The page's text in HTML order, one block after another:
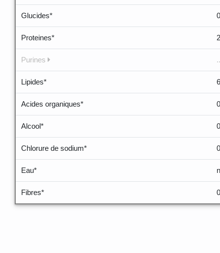
Glucides*
Proteines*
Purines
Lipides*
Acides organiques*
Alcool*
Chlorure de sodium*
Eau*
Fibres*